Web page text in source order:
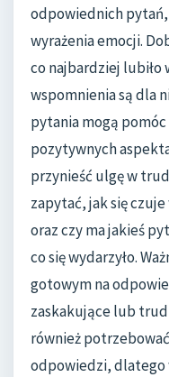
odpowiednich
wyrażenia emocji.
co najbardziej lubiło
wspomnienia są dla
pytania mogą
pozytywnych
przynieść ulgę w
zapytać, jak się
oraz czy ma jakieś
co się wydarzyło.
gotowym na
zaskakujące lub
również
odpowiedzi, dlatego